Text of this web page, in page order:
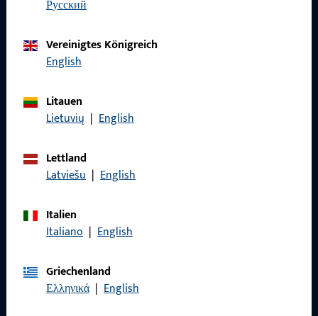
zuverlässig.
Kontaktieren Sie uns
русский
Vereinigtes Königreich
English
Litauen
Lietuvių | English
Lettland
Latviešu | English
Italien
Italiano | English
Griechenland
Ελληνικά | English
Allgemeines
Datenschutz